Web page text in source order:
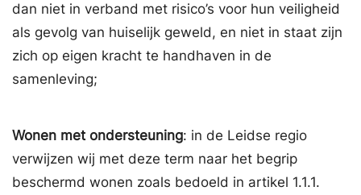
dan niet in verband met risico’s voor hun veiligheid
als gevolg van huiselijk geweld, en niet in staat zijn
zich op eigen kracht te handhaven in de
samenleving;
Wonen met ondersteuning: in de Leidse regio
verwijzen wij met deze term naar het begrip
beschermd wonen zoals bedoeld in artikel 1.1.1.